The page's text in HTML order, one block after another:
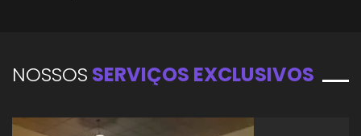
NOSSOS SERVIÇOS EXCLUSIVOS